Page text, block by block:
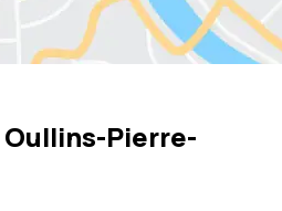
Oullins-Pierre-